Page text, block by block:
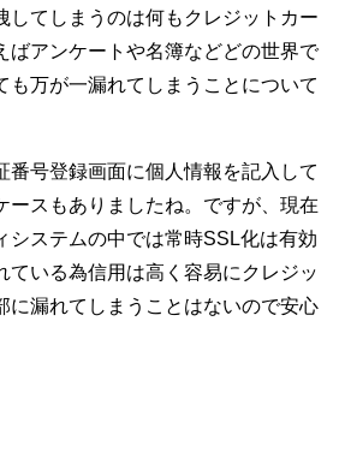
してしまうのは何もクレジットカー
ばアンケートや名簿などどの世界で
も万が一漏れてしまうことについて
番号登録画面に個人情報を記入して
ースもありましたね。ですが、現在
システムの中では常時SSL化は有効
ている為信用は高く容易にクレジッ
に漏れてしまうことはないので安心